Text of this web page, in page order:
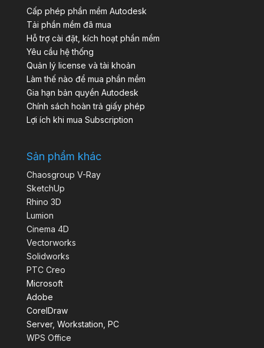
Cấp phép phần mềm Autodesk
Tải phần mềm đã mua
Hỗ trợ cài đặt, kích hoạt phần mềm
Yêu cầu hệ thống
Quản lý license và tài khoản
Làm thế nào để mua phần mềm
Gia hạn bản quyền Autodesk
Chính sách hoàn trả giấy phép
Lợi ích khi mua Subscription
Sản phẩm khác
Chaosgroup V-Ray
SketchUp
Rhino 3D
Lumion
Cinema 4D
Vectorworks
Solidworks
PTC Creo
Microsoft
Adobe
CorelDraw
Server, Workstation, PC
WPS Office